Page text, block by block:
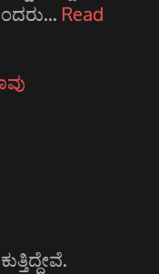
Read